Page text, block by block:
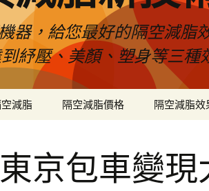
器，給您最好的隔空減
紓壓、美顏、塑身等三種
減脂 隔空減脂價格 隔空減脂效
東京包車變